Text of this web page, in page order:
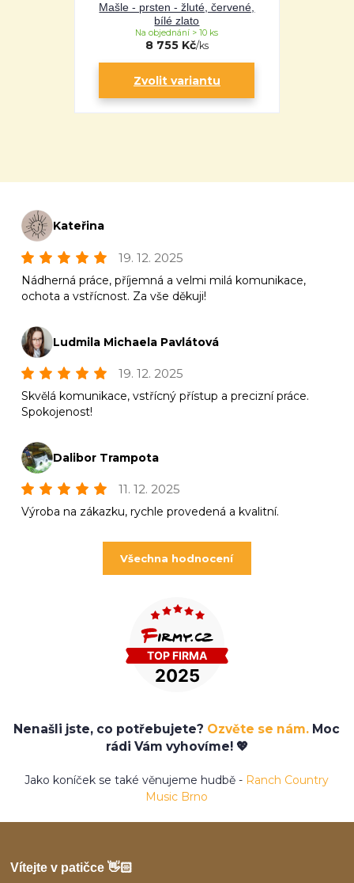
Mašle - prsten - žluté, červené,
bílé zlato
8 755 Kč/ks
Na objednání > 10 ks
Zvolit variantu
Kateřina
19. 12. 2025
Nádherná práce, příjemná a velmi milá komunikace,
ochota a vstřícnost. Za vše děkuji!
Ludmila Michaela Pavlátová
19. 12. 2025
Skvělá komunikace, vstřícný přístup a precizní práce.
Spokojenost!
Dalibor Trampota
11. 12. 2025
Výroba na zákazku, rychle provedená a kvalitní.
Všechna hodnocení
Nenašli jste, co potřebujete? Ozvěte se nám. Moc
rádi Vám vyhovíme! 💖
Jako koníček se také věnujeme hudbě - Ranch Country
Music Brno
Vítejte v patičce 👋🏻